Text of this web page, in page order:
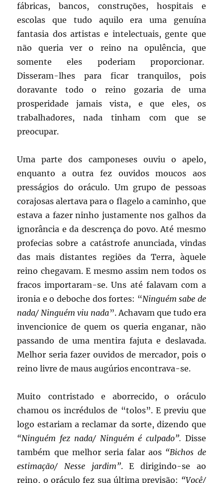
fábricas, bancos, construções, hospitais e
escolas que tudo aquilo era uma genuína
fantasia dos artistas e intelectuais, gente que
não queria ver o reino na opulência, que
somente eles poderiam proporcionar.
Disseram-lhes para ficar tranquilos, pois
doravante todo o reino gozaria de uma
prosperidade jamais vista, e que eles, os
trabalhadores, nada tinham com que se
preocupar.
Uma parte dos camponeses ouviu o apelo,
enquanto a outra fez ouvidos moucos aos
presságios do oráculo. Um grupo de pessoas
corajosas alertava para o flagelo a caminho, que
estava a fazer ninho justamente nos galhos da
ignorância e da descrença do povo. Até mesmo
profecias sobre a catástrofe anunciada, vindas
das mais distantes regiões da Terra, àquele
reino chegavam. E mesmo assim nem todos os
fracos importaram-se. Uns até falavam com a
ironia e o deboche dos fortes: “Ninguém sabe de
nada/ Ninguém viu nada”. Achavam que tudo era
invencionice de quem os queria enganar, não
passando de uma mentira fajuta e deslavada.
Melhor seria fazer ouvidos de mercador, pois o
reino livre de maus augúrios encontrava-se.
Muito contristado e aborrecido, o oráculo
chamou os incrédulos de “tolos”. E previu que
logo estariam a reclamar da sorte, dizendo que
“Ninguém fez nada/ Ninguém é culpado”. Disse
também que melhor seria falar aos “Bichos de
estimação/ Nesse jardim”. E dirigindo-se ao
reino, o oráculo fez sua última previsão: “Você/